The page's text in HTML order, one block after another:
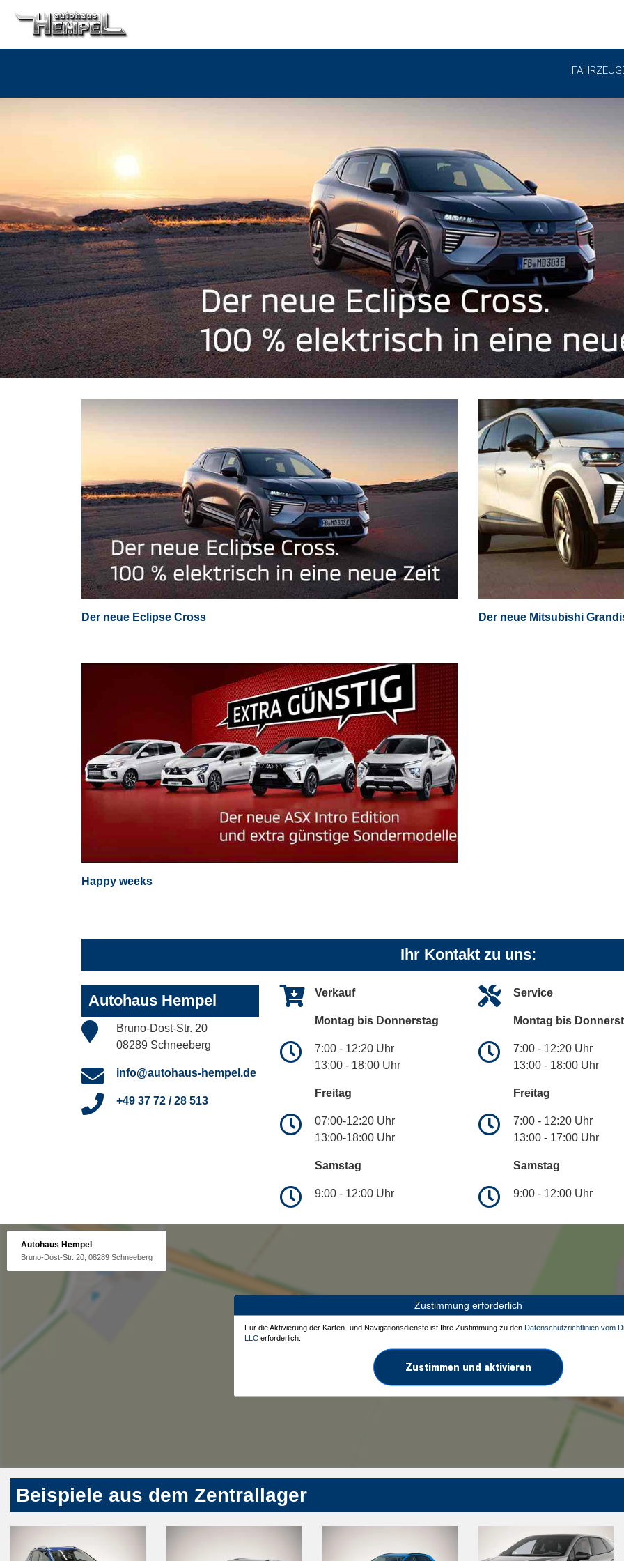
Der neue Eclipse Cross Der neue Mitsubishi
Happy weeks
Ihr Kontakt zu uns:
Autohaus Hempel
Bruno-Dost-Str. 20
08289 Schneeberg
info@autohaus-hempel.de
+49 37 72 / 28 513
Verkauf
Montag bis Donnerstag
7:00 - 12:20 Uhr
13:00 - 18:00 Uhr
Freitag
07:00-12:20 Uhr
13:00-18:00 Uhr
Samstag
9:00 - 12:00 Uhr
Service
Montag bis
7:00 - 12:20 Uhr
13:00 - 18:00 Uhr
Freitag
7:00 - 12:20 Uhr
13:00 - 17:00 Uhr
Samstag
9:00 - 12:00 Uhr
Autohaus Hempel
Bruno-Dost-Str. 20, 08289 Schneeberg
Zustimmung erforderlich
Für die Aktivierung der Karten- und Navigationsdienste ist Ihre Zustimmung zu den Datenschutzrichtlinien vom
LLC erforderlich.
Zustimmen und aktivieren
Beispiele aus dem Zentrallager